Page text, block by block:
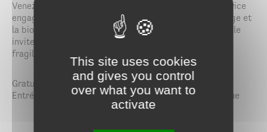
Venez découvrir le travail d’Enora Couloigner, illustratrice
engagée, dont l’univers met en lumière la faune sauvage et
la biodiversité. À travers ses illustrations d’oiseaux, elle
invite à porter un regard attentif sur la beauté et la
fragilité du vivant.
Gratuit
Entrée libre aux horaires d’ouverture de la médiathèque
This site uses cookies
and gives you control
over what you want to
activate